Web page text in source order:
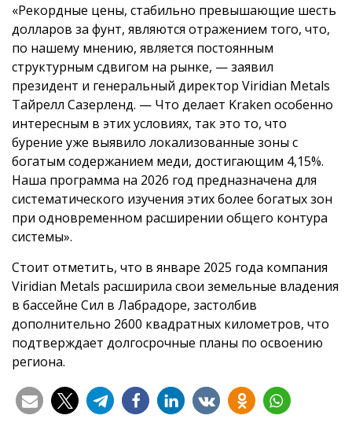
«Рекордные цены, стабильно превышающие шесть
долларов за фунт, являются отражением того, что,
по нашему мнению, является постоянным
структурным сдвигом на рынке, — заявил
президент и генеральный директор Viridian Metals
Тайрелл Сазерленд. — Что делает Kraken особенно
интересным в этих условиях, так это то, что
бурение уже выявило локализованные зоны с
богатым содержанием меди, достигающим 4,15%.
Наша программа на 2026 год предназначена для
систематического изучения этих более богатых зон
при одновременном расширении общего контура
системы».
Стоит отметить, что в январе 2025 года компания
Viridian Metals расширила свои земельные владения
в бассейне Сил в Лабрадоре, застолбив
дополнительно 2600 квадратных километров, что
подтверждает долгосрочные планы по освоению
региона.